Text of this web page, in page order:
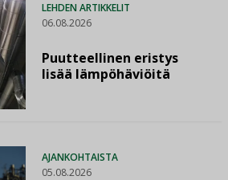
LEHDEN ARTIKKELIT
06.08.2026
Puutteellinen eristys
lisää lämpöhäviöitä
AJANKOHTAISTA
05.08.2026